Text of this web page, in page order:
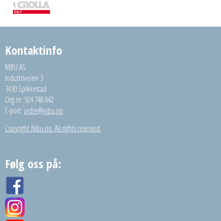
Kontaktinfo
NIBU AS
Industriveien 3
3430 Spikkestad
Org.nr: 924 748 842
E-post: ordre@nibu.no
Copyright Nibu.no. All rights reserved.
Følg oss på: